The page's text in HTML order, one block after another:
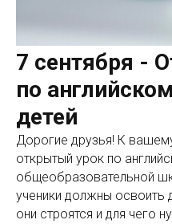
7 сентября -
по
детей
Дорогие друзья! К
открытый урок по
общеобразовательной
ученики должны освоить
они строятся и для чего